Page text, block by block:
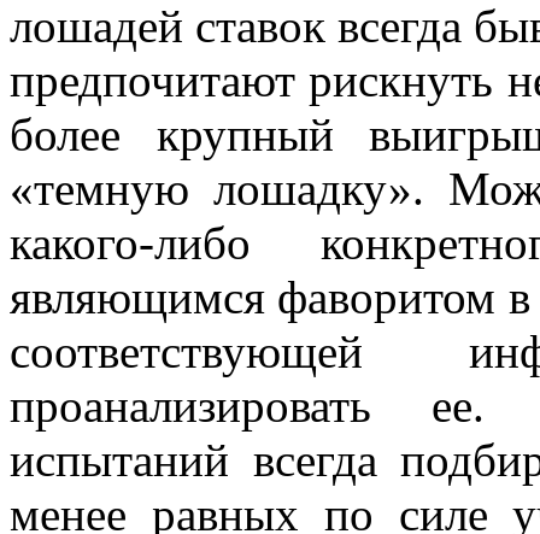
лошадей ставок всегда
предпочитают рискнуть
более крупный
«темную лошадку».
какого-либо
являющимся фаворитом
соответствующей
проанализировать
испытаний всегда
менее равных по силе